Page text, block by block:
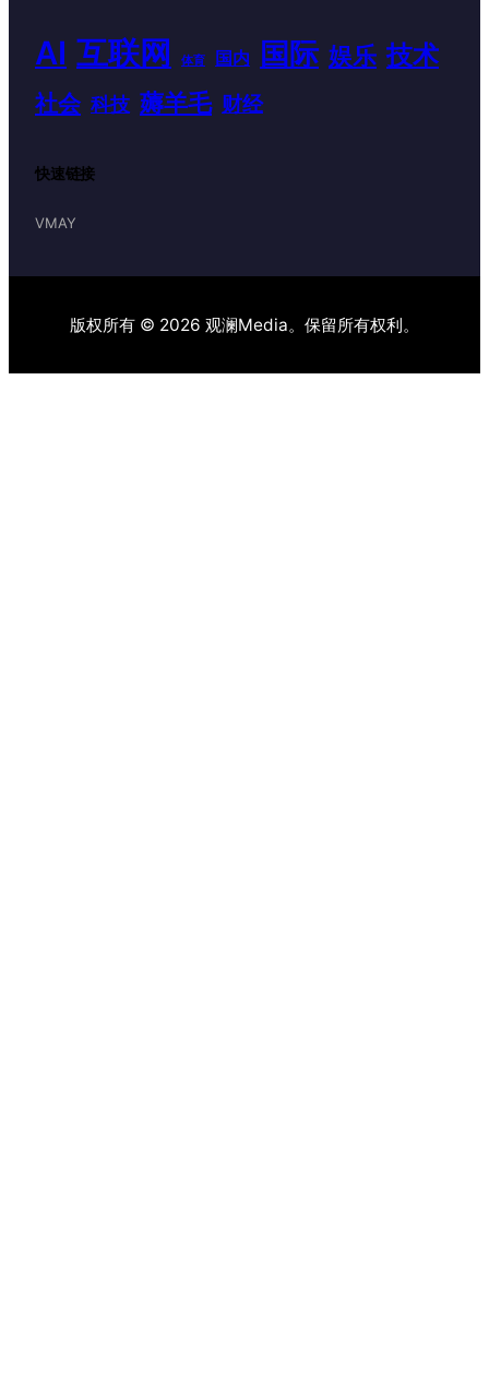
AI 互联网 体育 国内 国际 娱乐 技术
社会 科技 薅羊毛 财经
快速链接
VMAY
版权所有 © 2026 观澜Media。保留所有权利。